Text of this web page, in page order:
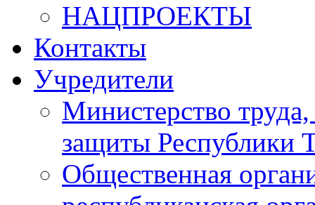
НАЦПРОЕКТЫ
Контакты
Учредители
Министерство
защиты Республики
Общественная